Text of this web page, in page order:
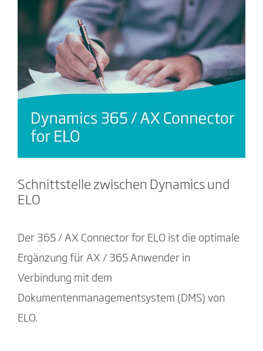
Schnittstelle zwischen Dynamics und
ELO
Der 365 / AX Connector for ELO ist die optimale
Ergänzung für AX / 365 Anwender in
Verbindung mit dem
Dokumentenmanagementsystem (DMS) von
ELO.